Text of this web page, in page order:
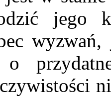
jego
o